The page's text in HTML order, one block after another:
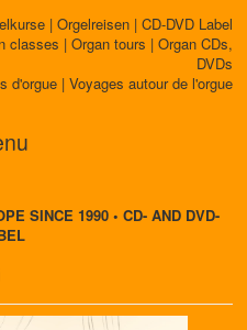
| Orgelreisen | CD-DVD Label
classes | Organ tours | Organ CDs,
DVDs
d'orgue | Voyages autour de l'orgue
SINCE 1990 • CD- AND DVD-